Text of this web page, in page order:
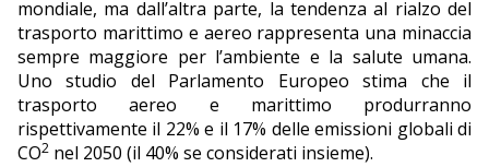
mondiale, ma dall’altra parte, la tendenza al rialzo del
trasporto marittimo e aereo rappresenta una minaccia
sempre maggiore per l’ambiente e la salute umana.
Uno studio del Parlamento Europeo stima che il
trasporto aereo e marittimo produrranno
rispettivamente il 22% e il 17% delle emissioni globali di
CO2 nel 2050 (il 40% se considerati insieme).